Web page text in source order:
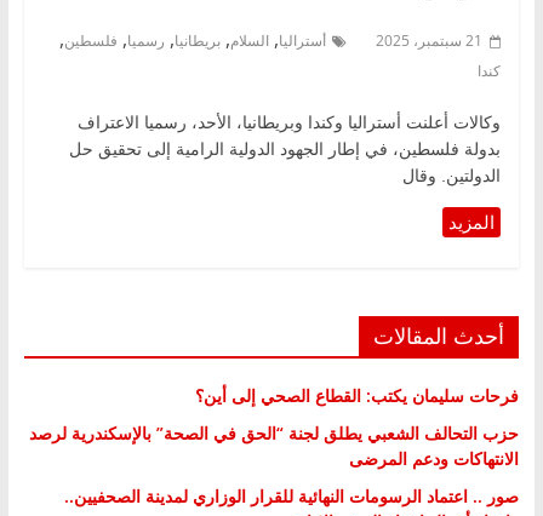
21 سبتمبر، 2025 أستراليا, السلام, بريطانيا, رسميا, فلسطين,
كندا
وكالات أعلنت أستراليا وكندا وبريطانيا، الأحد، رسميا الاعتراف
بدولة فلسطين، في إطار الجهود الدولية الرامية إلى تحقيق حل
الدولتين. وقال
أحدث المقالات
فرحات سليمان يكتب: القطاع الصحي إلى أين؟
حزب التحالف الشعبي يطلق لجنة “الحق في الصحة” بالإسكندرية لرصد
الانتهاكات ودعم المرضى
صور .. اعتماد الرسومات النهائية للقرار الوزاري لمدينة الصحفيين..